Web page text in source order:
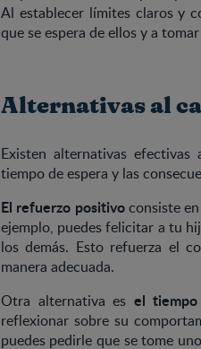
Al establecer límites claros y
que se espera de ellos y a
Alternativas al
Existen alternativas
tiempo de espera y las
El refuerzo positivoconsiste
ejemplo, puedes felicitar a tu
los demás. Esto refuerza el
manera adecuada.
Otra alternativa es el
reflexionar sobre su
puedes pedirle que se tome